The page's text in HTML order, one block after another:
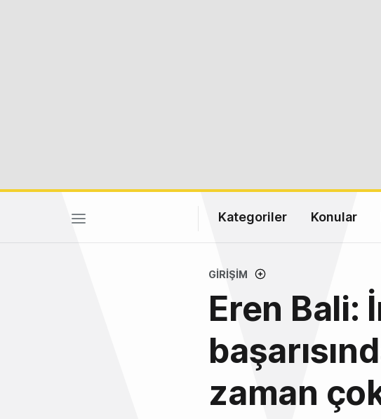
Kategoriler Konular
GIRIŞIM
Eren Bali:
zaman